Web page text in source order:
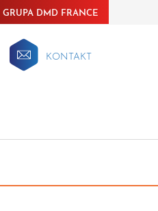
GRUPA DMD FRANCE
KONTAKT